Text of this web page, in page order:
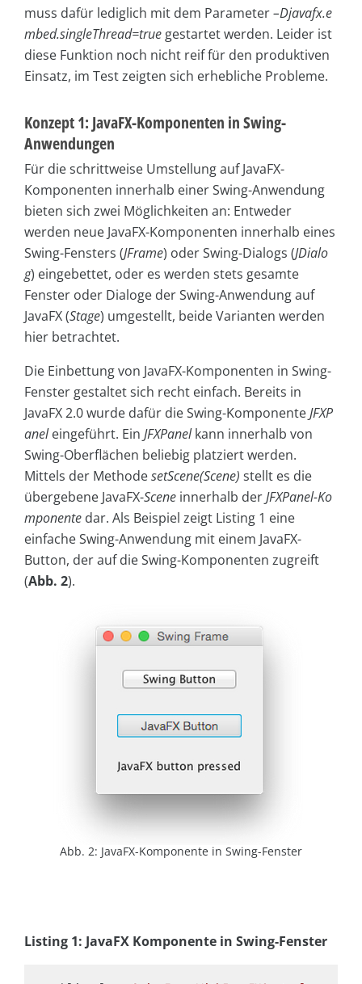
muss dafür lediglich mit dem Parameter–Djavafx.e
mbed.singleThread=true gestartet werden. Leider ist
diese Funktion noch nicht reif für den produktiven
Einsatz, im Test zeigten sich erhebliche Probleme.
Konzept 1: JavaFX-Komponenten in Swing-
Anwendungen
Für die schrittweise Umstellung auf JavaFX-
Komponenten innerhalb einer Swing-Anwendung
bieten sich zwei Möglichkeiten an: Entweder
werden neue JavaFX-Komponenten innerhalb eines
Swing-Fensters (JFrame) oder Swing-Dialogs (JDialo
g) eingebettet, oder es werden stets gesamte
Fenster oder Dialoge der Swing-Anwendung auf
JavaFX (Stage) umgestellt, beide Varianten werden
hier betrachtet.
Die Einbettung von JavaFX-Komponenten in Swing-
Fenster gestaltet sich recht einfach. Bereits in
JavaFX 2.0 wurde dafür die Swing-KomponenteJFXP
anel eingeführt. Ein JFXPanel kann innerhalb von
Swing-Oberflächen beliebig platziert werden.
Mittels der MethodesetScene(Scene) stellt es die
übergebene JavaFX-Scene innerhalb derJFXPanel-Ko
mponente dar. Als Beispiel zeigt Listing 1 eine
einfache Swing-Anwendung mit einem JavaFX-
Button, der auf die Swing-Komponenten zugreift
(Abb. 2).
Abb. 2: JavaFX-Komponente in Swing-Fenster
Listing 1: JavaFX Komponente in Swing-Fenster